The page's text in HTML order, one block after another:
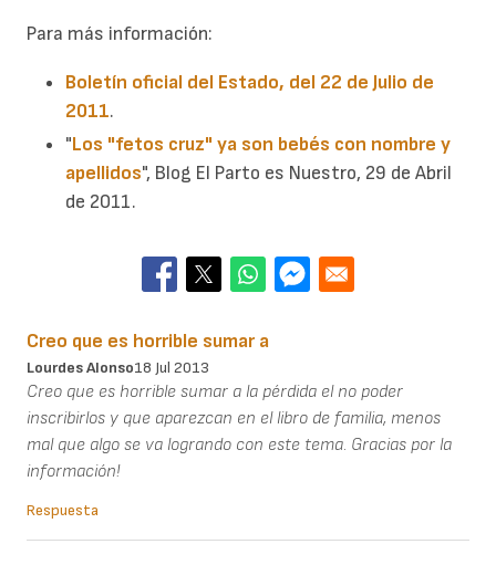
Para más información:
Boletín oficial del Estado, del 22 de Julio de
2011.
"Los "fetos cruz" ya son bebés con nombre y
apellidos", Blog El Parto es Nuestro, 29 de Abril
de 2011.
Creo que es horrible sumar a
Lourdes Alonso18 Jul 2013
Creo que es horrible sumar a la pérdida el no poder
inscribirlos y que aparezcan en el libro de familia, menos
mal que algo se va logrando con este tema. Gracias por la
información!
Respuesta